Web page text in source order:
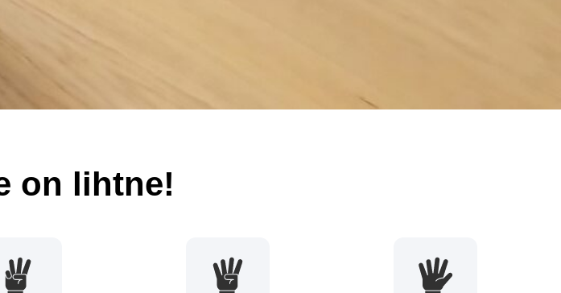
on lihtne!